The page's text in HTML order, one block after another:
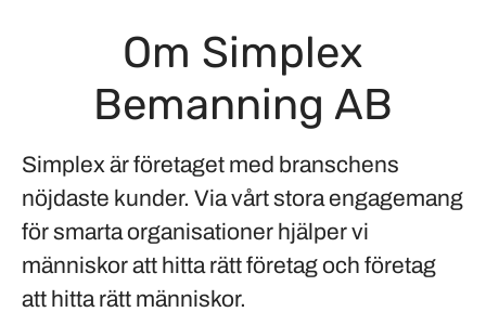
Om Simplex
Bemanning AB
Simplex är företaget med branschens
nöjdaste kunder. Via vårt stora engagemang
för smarta organisationer hjälper vi
människor att hitta rätt företag och företag
att hitta rätt människor.